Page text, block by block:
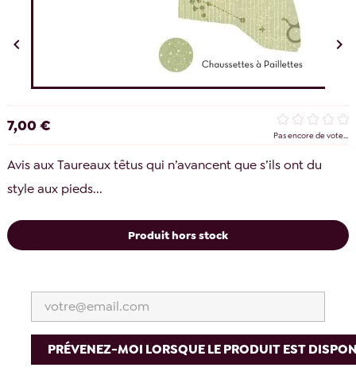
 
7,00 €
Pas encore de vote...
Avis aux Taureaux têtus qui n’avancent que s’ils ont du
style aux pieds...
Produit hors stock
PRÉVENEZ-MOI LORSQUE LE PRODUIT EST